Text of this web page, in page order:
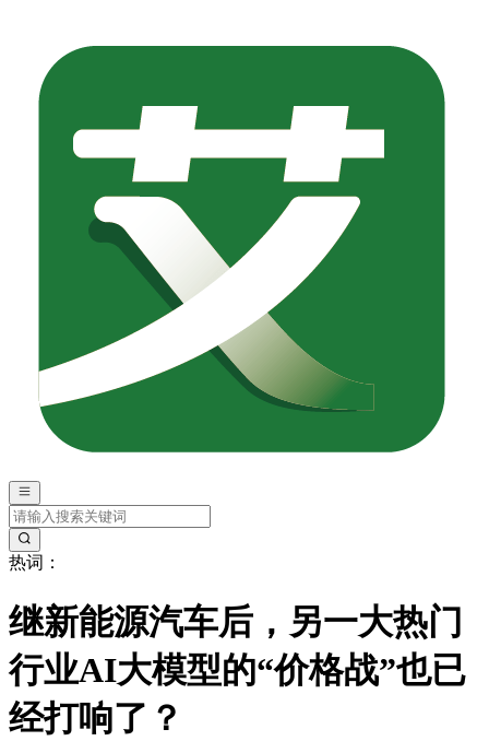
热词：
继新能源汽车后，另一大热门
行业AI大模型的“价格战”也已
经打响了？